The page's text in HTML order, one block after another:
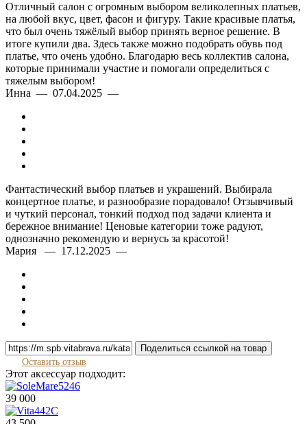
Отличный салон с огромным выбором великолепных платьев,
на любой вкус, цвет, фасон и фигуру. Такие красивые платья,
что был очень тяжёлый выбор принять верное решение. В
итоге купили два. Здесь также можно подобрать обувь под
платье, что очень удобно. Благодарю весь коллектив салона,
которые принимали участие и помогали определиться с
тяжелым выбором!
Инна — 07.04.2025 —
Фантастический выбор платьев и украшений. Выбирала
концертное платье, и разнообразие порадовало! Отзывчивый
и чуткий персонал, тонкий подход под задачи клиента и
бережное внимание! Ценовые категории тоже радуют,
однозначно рекомендую и вернусь за красотой!
Мария — 17.12.2025 —
Поделиться ссылкой на товар
Оставить отзыв
Этот аксессуар подходит:
39 000